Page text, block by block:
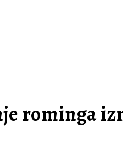
rominga